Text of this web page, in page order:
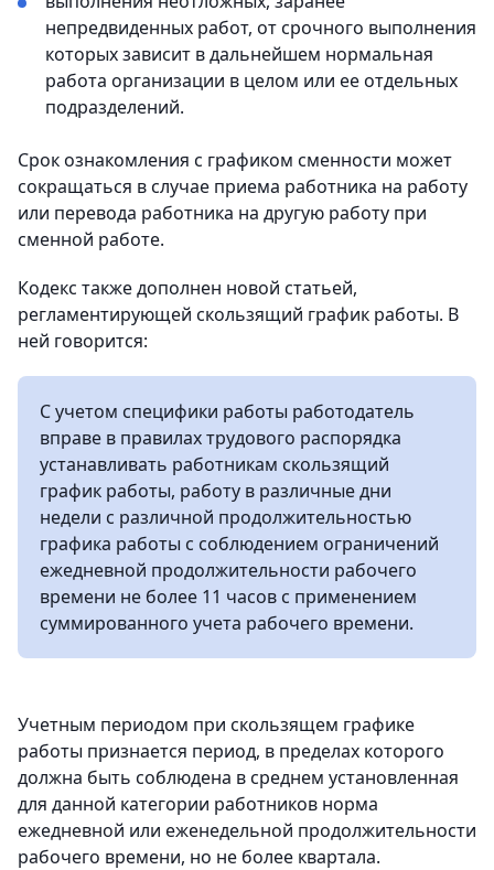
непредвиденных работ, от срочного выполнения
которых зависит в дальнейшем нормальная
работа организации в целом или ее отдельных
подразделений.
Срок ознакомления с графиком сменности может
сокращаться в случае приема работника на работу
или перевода работника на другую работу при
сменной работе.
Кодекс также дополнен новой статьей,
регламентирующей скользящий график работы. В
ней говорится:
С учетом специфики работы работодатель
вправе в правилах трудового распорядка
устанавливать работникам скользящий
график работы, работу в различные дни
недели с различной продолжительностью
графика работы с соблюдением ограничений
ежедневной продолжительности рабочего
времени не более 11 часов с применением
суммированного учета рабочего времени.
Учетным периодом при скользящем графике
работы признается период, в пределах которого
должна быть соблюдена в среднем установленная
для данной категории работников норма
ежедневной или еженедельной продолжительности
рабочего времени, но не более квартала.